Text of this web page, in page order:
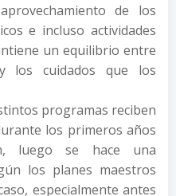
de los
e incluso actividades
un equilibrio entre
los cuidados que los
programas reciben
los primeros años
luego se hace una
los planes maestros
especialmente antes